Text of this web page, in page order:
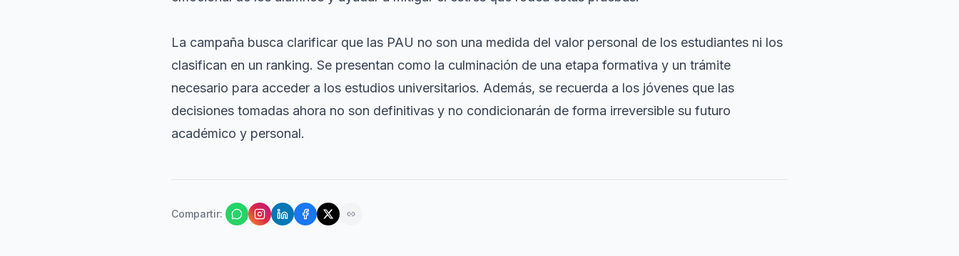
La campaña busca clarificar que las PAU no son una medida del valor personal de los estudiantes ni los
clasifican en un ranking. Se presentan como la culminación de una etapa formativa y un trámite
necesario para acceder a los estudios universitarios. Además, se recuerda a los jóvenes que las
decisiones tomadas ahora no son definitivas y no condicionarán de forma irreversible su futuro
académico y personal.
Compartir: